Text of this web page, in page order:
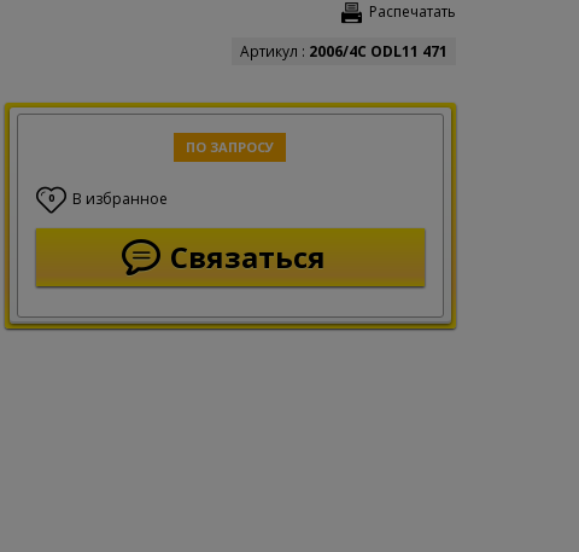
Распечатать
Артикул : 2006/4C ODL11 471
ПО ЗАПРОСУ
0 В избранное
Связаться